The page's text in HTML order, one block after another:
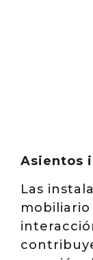
Asientos
Las